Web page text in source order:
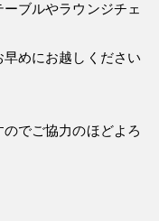
ブルやラウンジチェ
めにお越しください
でご協力のほどよろ